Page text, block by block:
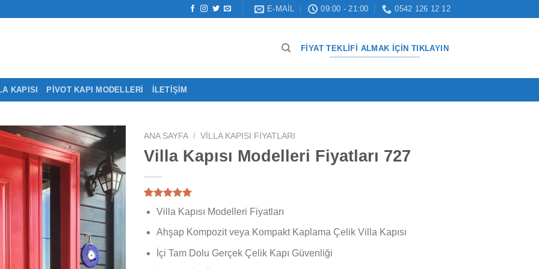
E-MAIL 09:00 - 21:00 0542 126 12 12
FIYAT TEKLIFI ALMAK İÇIN TIKLAYIN
KAPISI PIVOT KAPI MODELLERI İLETIŞIM
ANA SAYFA / VILLA KAPISI FIYATLARI
Villa Kapısı Modelleri Fiyatları 727
müşteri
puanına
5 üzerinden
aldı
Villa Kapısı Modelleri Fiyatları
Ahşap Kompozit veya Kompakt Kaplama Çelik Villa Kapısı
İçi Tam Dolu Gerçek Çelik Kapı Güvenliği